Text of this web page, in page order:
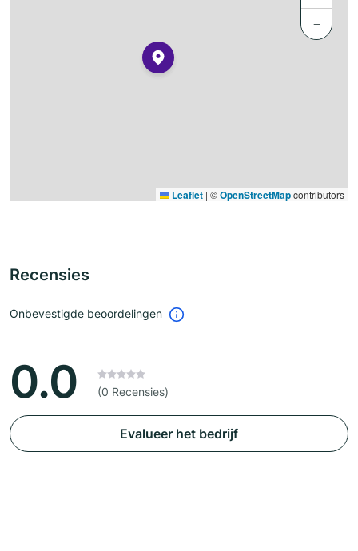
−
Leaflet | ©OpenStreetMapcontributors
Recensies
Onbevestigde beoordelingen
0.0 (0 Recensies)
Evalueer het bedrijf